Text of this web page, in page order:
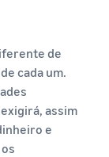
de
cada um.
assim
e